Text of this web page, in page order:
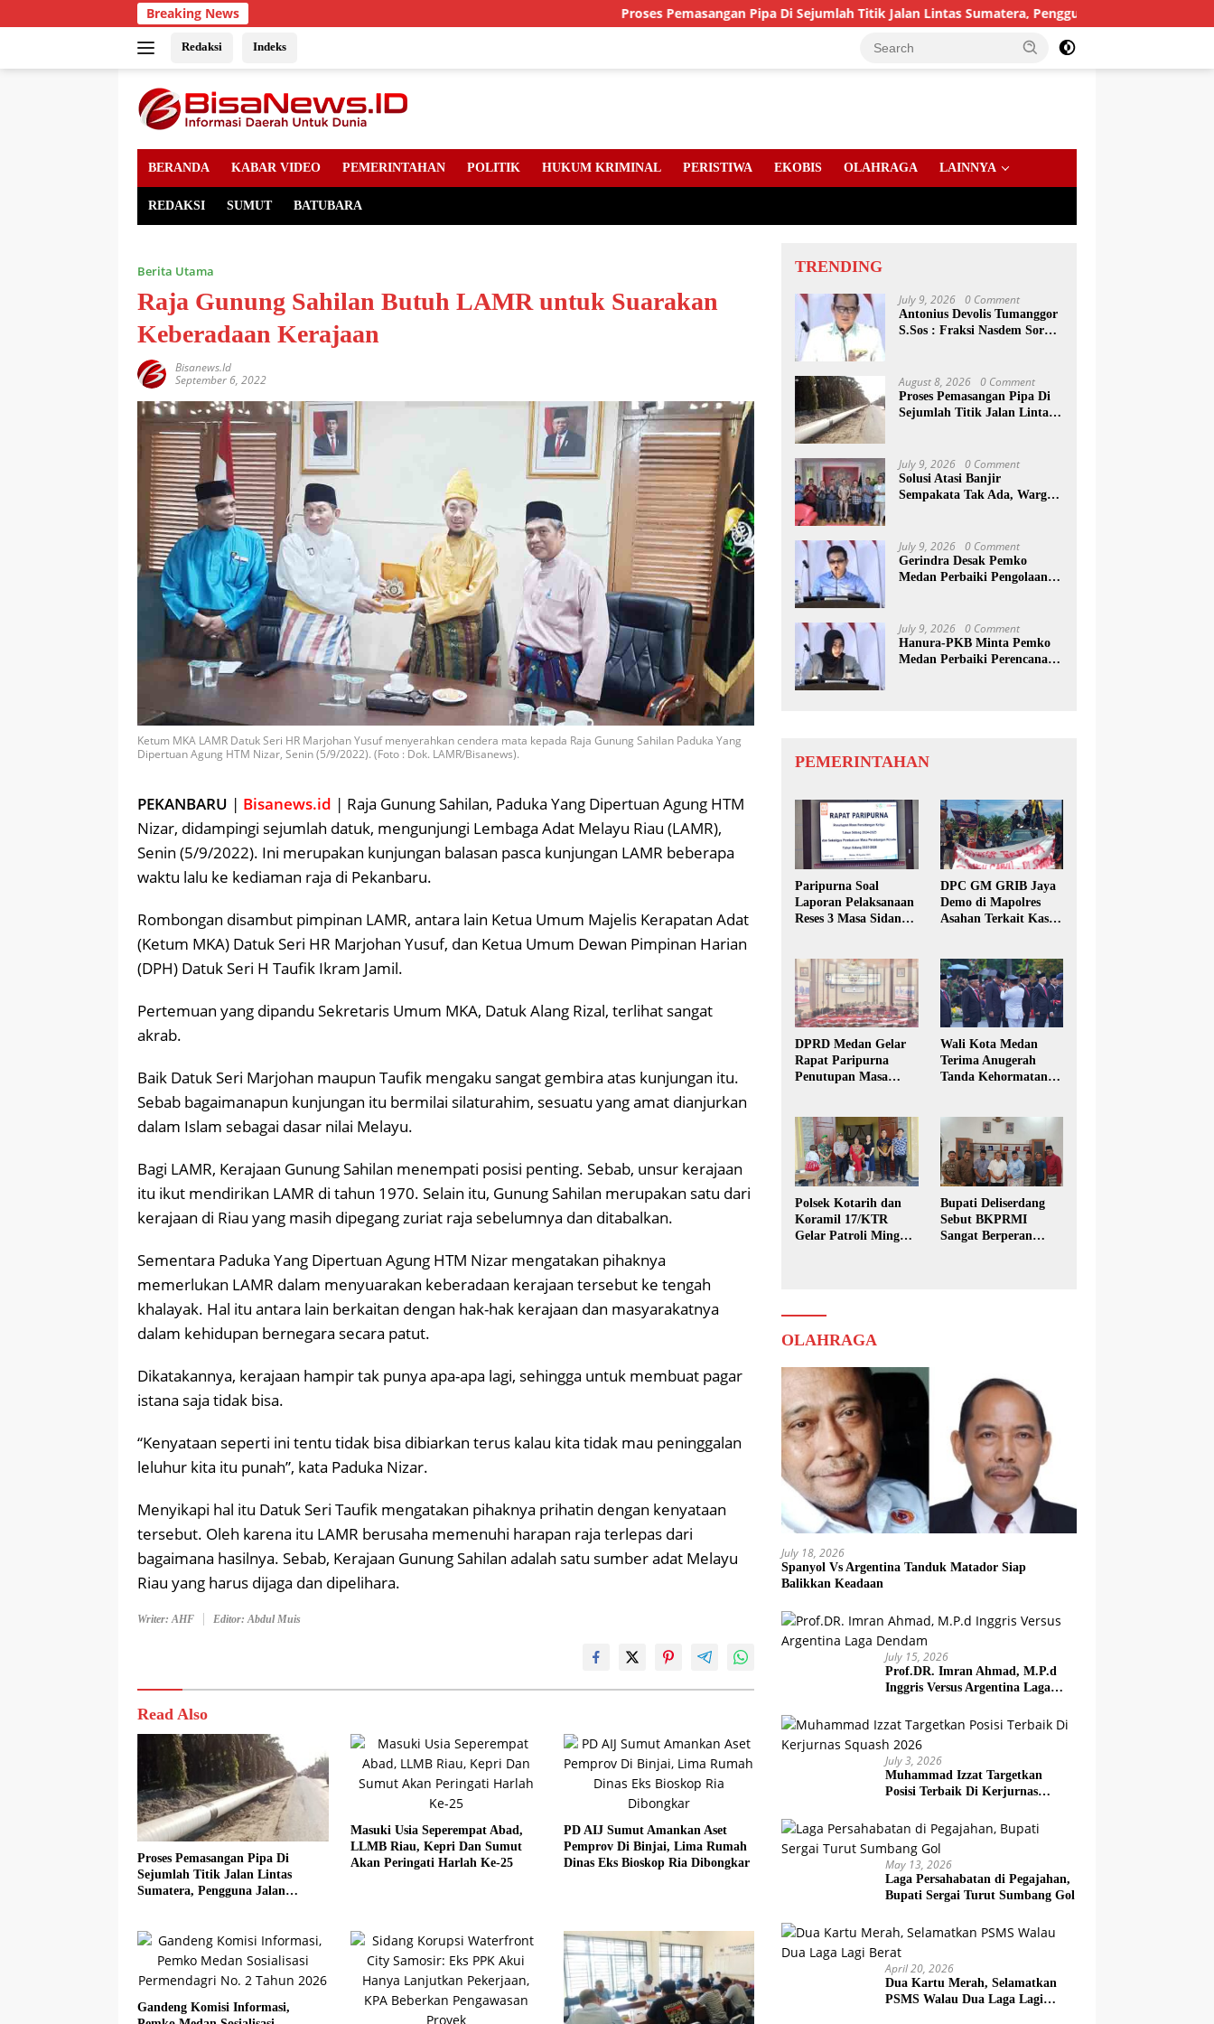
to
Breaking News Proses Pemasangan Pipa Di Sejumlah Titik Jalan Lintas Sumatera, Pengguna Jalan diimbau Untuk
Redaksi Indeks
BERANDA KABAR VIDEO PEMERINTAHAN POLITIK HUKUM KRIMINAL PERISTIWA EKOBIS OLAHRAGA LAINNYA
REDAKSI SUMUT BATUBARA
Berita Utama
Raja Gunung Sahilan Butuh LAMR untuk Suarakan
Keberadaan Kerajaan
Bisanews.id
September 6, 2022
Ketum MKA LAMR Datuk Seri HR Marjohan Yusuf menyerahkan cendera mata kepada Raja Gunung Sahilan Paduka Yang
Dipertuan Agung HTM Nizar, Senin (5/9/2022). (Foto : Dok. LAMR/Bisanews).
PEKANBARU | Bisanews.id | Raja Gunung Sahilan, Paduka Yang Dipertuan Agung HTM
Nizar, didampingi sejumlah datuk, mengunjungi Lembaga Adat Melayu Riau (LAMR),
Senin (5/9/2022). Ini merupakan kunjungan balasan pasca kunjungan LAMR beberapa
waktu lalu ke kediaman raja di Pekanbaru.
Rombongan disambut pimpinan LAMR, antara lain Ketua Umum Majelis Kerapatan Adat
(Ketum MKA) Datuk Seri HR Marjohan Yusuf, dan Ketua Umum Dewan Pimpinan Harian
(DPH) Datuk Seri H Taufik Ikram Jamil.
Pertemuan yang dipandu Sekretaris Umum MKA, Datuk Alang Rizal, terlihat sangat
akrab.
Baik Datuk Seri Marjohan maupun Taufik mengaku sangat gembira atas kunjungan itu.
Sebab bagaimanapun kunjungan itu bermilai silaturahim, sesuatu yang amat dianjurkan
dalam Islam sebagai dasar nilai Melayu.
Bagi LAMR, Kerajaan Gunung Sahilan menempati posisi penting. Sebab, unsur kerajaan
itu ikut mendirikan LAMR di tahun 1970. Selain itu, Gunung Sahilan merupakan satu dari
kerajaan di Riau yang masih dipegang zuriat raja sebelumnya dan ditabalkan.
Sementara Paduka Yang Dipertuan Agung HTM Nizar mengatakan pihaknya
memerlukan LAMR dalam menyuarakan keberadaan kerajaan tersebut ke tengah
khalayak. Hal itu antara lain berkaitan dengan hak-hak kerajaan dan masyarakatnya
dalam kehidupan bernegara secara patut.
Dikatakannya, kerajaan hampir tak punya apa-apa lagi, sehingga untuk membuat pagar
istana saja tidak bisa.
“Kenyataan seperti ini tentu tidak bisa dibiarkan terus kalau kita tidak mau peninggalan
leluhur kita itu punah”, kata Paduka Nizar.
Menyikapi hal itu Datuk Seri Taufik mengatakan pihaknya prihatin dengan kenyataan
tersebut. Oleh karena itu LAMR berusaha memenuhi harapan raja terlepas dari
bagaimana hasilnya. Sebab, Kerajaan Gunung Sahilan adalah satu sumber adat Melayu
Riau yang harus dijaga dan dipelihara.
Writer: AHF Editor: Abdul Muis
Read Also
Proses Pemasangan Pipa Di
Sejumlah Titik Jalan Lintas
Sumatera, Pengguna Jalan
Masuki Usia Seperempat Abad,
LLMB Riau, Kepri Dan Sumut
Akan Peringati Harlah Ke-25
PD AIJ Sumut Amankan Aset
Pemprov Di Binjai, Lima Rumah
Dinas Eks Bioskop Ria Dibongkar
Gandeng Komisi Informasi,
TRENDING
July 9, 2026 0 Comment
Antonius Devolis Tumanggor
S.Sos : Fraksi Nasdem Soroti
August 8, 2026 0 Comment
Proses Pemasangan Pipa Di
Sejumlah Titik Jalan Lintas
meningkatkan Kewaspadaan
July 9, 2026 0 Comment
Solusi Atasi Banjir
Sempakata Tak Ada, Warga
July 9, 2026 0 Comment
Gerindra Desak Pemko
Medan Perbaiki Pengolaan
July 9, 2026 0 Comment
Hanura-PKB Minta Pemko
Medan Perbaiki Perencanaan
PEMERINTAHAN
Paripurna Soal
Laporan Pelaksanaan
Reses 3 Masa Sidang
DPC GM GRIB Jaya
Demo di Mapolres
Asahan Terkait Kasus
DPRD Medan Gelar
Rapat Paripurna
Penutupan Masa
Wali Kota Medan
Terima Anugerah
Tanda Kehormatan
Polsek Kotarih dan
Koramil 17/KTR
Gelar Patroli Minggu
Bupati Deliserdang
Sebut BKPRMI
Sangat Berperan
OLAHRAGA
July 18, 2026
Spanyol Vs Argentina Tanduk Matador Siap
Balikkan Keadaan
July 15, 2026
Prof.DR. Imran Ahmad, M.P.d
Inggris Versus Argentina Laga
July 3, 2026
Muhammad Izzat Targetkan
Posisi Terbaik Di Kerjurnas
May 13, 2026
Laga Persahabatan di Pegajahan,
Bupati Sergai Turut Sumbang Gol
April 20, 2026
Dua Kartu Merah, Selamatkan
PSMS Walau Dua Laga Lagi